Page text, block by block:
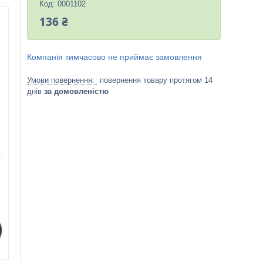
Код: 0001102
136 ₴
Компанія тимчасово не приймає замовлення
повернення товару протягом 14
днів за домовленістю